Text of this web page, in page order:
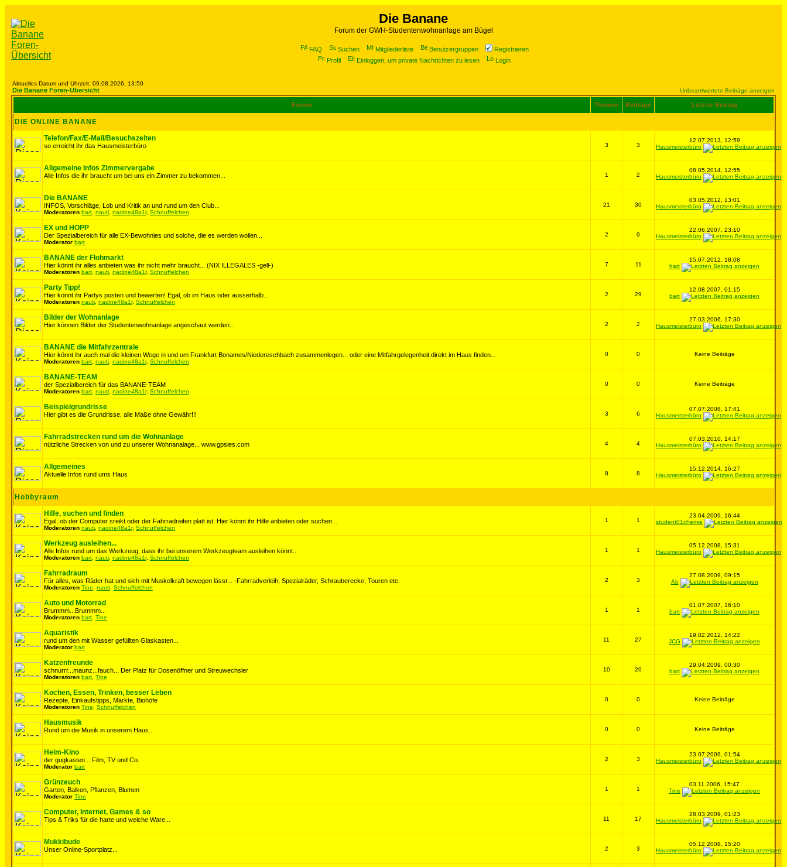
Die Banane
Forum der GWH-Studentenwohnanlage am Bügel
FAQ Suchen Mitgliederliste Benutzergruppen
Registrieren
Profil
Einloggen, um private Nachrichten zu lesen Login
Aktuelles Datum und Uhrzeit: 09.08.2026, 13:50
Die Banane Foren-Übersicht Unbeantwortete Beiträge anzeigen
Forum Themen Beiträge Letzter Beitrag
DIE ONLINE BANANE
Telefon/Fax/E-Mail/Besuchszeiten
so erreicht ihr das Hausmeisterbüro 3 3
12.07.2013, 12:59
Hausmeisterbüro
Allgemeine Infos Zimmervergabe
Alle Infos die ihr braucht um bei uns ein Zimmer zu bekommen... 1 2
08.05.2014, 12:55
Hausmeisterbüro
Die BANANE
INFOS, Vorschläge, Lob und Kritik an und rund um den Club...
Moderatoren bart nauti nadine48a1r, Schnuffelchen
21 30
03.05.2012, 13:01
Hausmeisterbüro
EX und HOPP
Der Spezialbereich für alle EX-Bewohnies und solche, die es werden wollen...
Moderator bart
2 9
22.06.2007, 23:10
Hausmeisterbüro
BANANE der Flohmarkt
Hier könnt ihr alles anbieten was ihr nicht mehr braucht... (NIX ILLEGALES -gell-)
Moderatoren bart nauti nadine48a1r, Schnuffelchen
7 11
15.07.2012, 18:08
bart
Party Tipp!
Hier könnt ihr Partys posten und bewerten! Egal, ob im Haus oder ausserhalb...
Moderatoren nauti nadine48a1r, Schnuffelchen
2 29
12.08.2007, 01:15
bart
Bilder der Wohnanlage
Hier können Bilder der Studentenwohnanlage angeschaut werden... 2 2
27.03.2006, 17:30
Hausmeisterbüro
BANANE die Mitfahrzentrale
Hier könnt ihr auch mal die kleinen Wege in und um Frankfurt Bonames/Niedereschbach zusammenlegen... oder eine Mitfahrgelegenheit direkt im Haus finden...
Moderatoren bart nauti nadine48a1r, Schnuffelchen
0 0 Keine Beiträge
BANANE-TEAM
der Spezialbereich für das BANANE-TEAM
Moderatoren bart nauti nadine48a1r, Schnuffelchen
0 0 Keine Beiträge
Beispielgrundrisse
Hier gibt es die Grundrisse, alle Maße ohne Gewähr!!! 3 6
07.07.2008, 17:41
Hausmeisterbüro
Fahrradstrecken rund um die Wohnanlage
nützliche Strecken von und zu unserer Wohnanalage... www.gpsies.com 4 4
07.03.2010, 14:17
Hausmeisterbüro
Allgemeines
Aktuelle Infos rund ums Haus 8 8
15.12.2014, 16:27
Hausmeisterbüro
Hobbyraum
Hilfe, suchen und finden
Egal, ob der Computer sreikt oder der Fahrradreifen platt ist: Hier könnt ihr Hilfe anbieten oder suchen...
Moderatoren nauti nadine48a1r, Schnuffelchen
1 1
23.04.2009, 16:44
student01chemie
Werkzeug ausleihen...
Alle Infos rund um das Werkzeug, dass ihr bei unserem Werkzeugteam ausleihen könnt...
Moderatoren bart nauti nadine48a1r, Schnuffelchen
1 1
05.12.2008, 15:31
Hausmeisterbüro
Fahrradraum
Für alles, was Räder hat und sich mit Muskelkraft bewegen lässt... -Fahrradverleih, Spezialräder, Schrauberecke, Touren etc.
Moderatoren Tine nauti Schnuffelchen
2 3
27.08.2009, 09:15
Ab
Auto und Motorrad
Brummm...Brummm...
Moderatoren bart Tine
1 1
01.07.2007, 16:10
bart
Aquaristik
rund um den mit Wasser gefüllten Glaskasten...
Moderator bart
11 27
19.02.2012, 14:22
JCG
Katzenfreunde
schnurrr...maunz...fauch... Der Platz für Dosenöffner und Streuwechsler
Moderatoren bart Tine
10 20
29.04.2009, 00:30
bart
Kochen, Essen, Trinken, besser Leben
Rezepte, Einkaufstipps, Märkte, Biohöfe
Moderatoren Tine Schnuffelchen
0 0 Keine Beiträge
Hausmusik
Rund um die Musik in unserem Haus... 0 0 Keine Beiträge
Heim-Kino
der gugkasten... Film, TV und Co.
Moderator bart
2 3
23.07.2009, 01:54
Hausmeisterbüro
Grünzeuch
Garten, Balkon, Pflanzen, Blumen
Moderator Tine
1 1
03.11.2006, 15:47
Tine
Computer, Internet, Games & so
Tips & Triks für die harte und weiche Ware... 11 17
28.03.2009, 01:23
Hausmeisterbüro
Mukkibude
Unser Online-Sportplatz... 2 3
05.12.2008, 15:20
Hausmeisterbüro